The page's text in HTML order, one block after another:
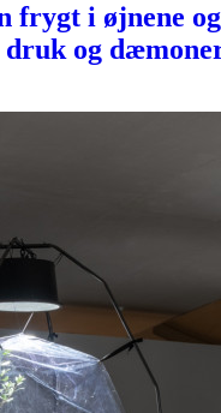
frygt i øjnene og
og